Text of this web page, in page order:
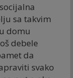
sa takvim
domu
debele
da
svako